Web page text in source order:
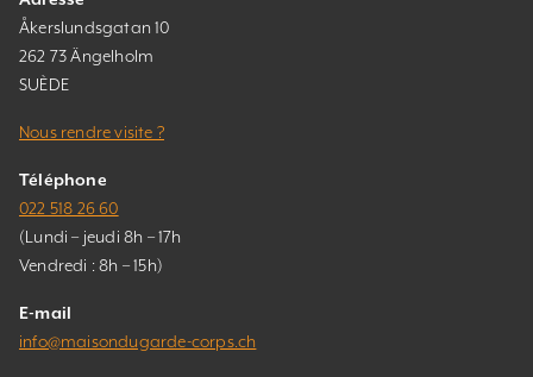
Åkerslundsgatan 10
262 73 Ängelholm
SUÈDE
Nous rendre visite ?
Téléphone
022 518 26 60
(Lundi – jeudi 8h – 17h
Vendredi : 8h – 15h)
E-mail
info@maisondugarde-corps.ch